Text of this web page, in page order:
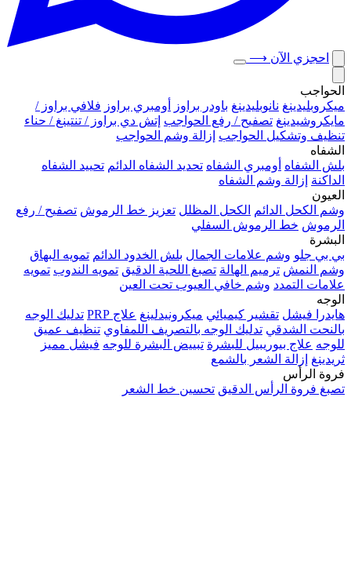
احجزي الآن ⟶
الحواجب
ميكروبلیدينغ نانوبليدينغ باودر براوز أومبري براوز فلافي براوز /
مايكروشيدينغ تصفيح / رفع الحواجب إتش دي براوز / تنتينغ / حناء
تنظيف وتشكيل الحواجب إزالة وشم الحواجب
الشفاه
بلش الشفاه أومبري الشفاه تحديد الشفاه الدائم تحييد الشفاه
الداكنة إزالة وشم الشفاه
العيون
وشم الكحل الدائم
الكحل المظلل تعزيز خط الرموش تصفيح / رفع
الرموش خط الرموش السفلي
البشرة
بي بي جلو وشم علامات الجمال بلش الخدود الدائم تمويه البهاق
وشم النمش ترميم الهالة تصبغ اللحية الدقيق تمويه الندوب تمويه
علامات التمدد وشم خافي العيوب تحت العين
الوجه
هايدرا فيشل تقشير كيميائي ميكرونيدلينغ علاج PRP
تدليك الوجه
بالنحت الشدقي تدليك الوجه بالتصريف اللمفاوي تنظيف عميق
للوجه علاج بيوريبيل للبشرة تبييض البشرة للوجه فيشل مميز
ثريدينغ إزالة الشعر بالشمع
فروة الرأس
تصبغ فروة الرأس الدقيق تحسين خط الشعر